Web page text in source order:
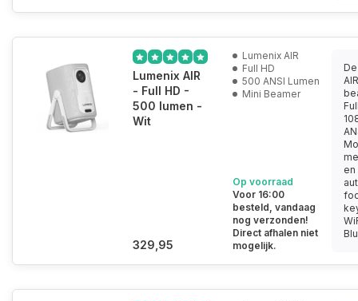
Lumenix AIR
- Full HD -
500 lumen -
Wit
329,95
Lumenix AIR
Full HD
500 ANSI Lumen
Mini Beamer
Op voorraad
Voor 16:00
besteld, vandaag
nog verzonden!
Direct afhalen niet
mogelijk.
en